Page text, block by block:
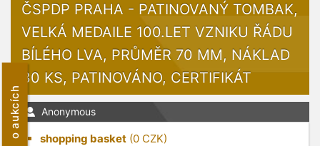
o aukcích
ČSPDP PRAHA - PATINOVANÝ TOMBAK,
VELKÁ MEDAILE 100.LET VZNIKU ŘÁDU
BÍLÉHO LVA, PRŮMĚR 70 MM, NÁKLAD
30 KS, PATINOVÁNO, CERTIFIKÁT
Anonymous
shopping basket (0 CZK)